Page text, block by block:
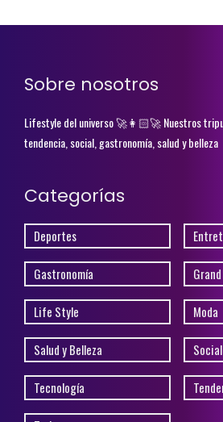
Sobre nosotros
Lifestyle del universo 🚀👩🏻‍🚀 Nuestros
tendencia, social, gastronomía, salud y belleza
Categorías
Deportes
Gastronomía
Life Style Moda
Salud y Belleza
Tecnología